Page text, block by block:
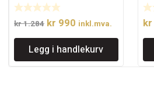
kr1.284 Opprinnelig
pris
var:
kr 1.284.
kr 990 Nåværende
pris
er:
kr 990.
inkl.mva.
Legg i handlekurv
kr